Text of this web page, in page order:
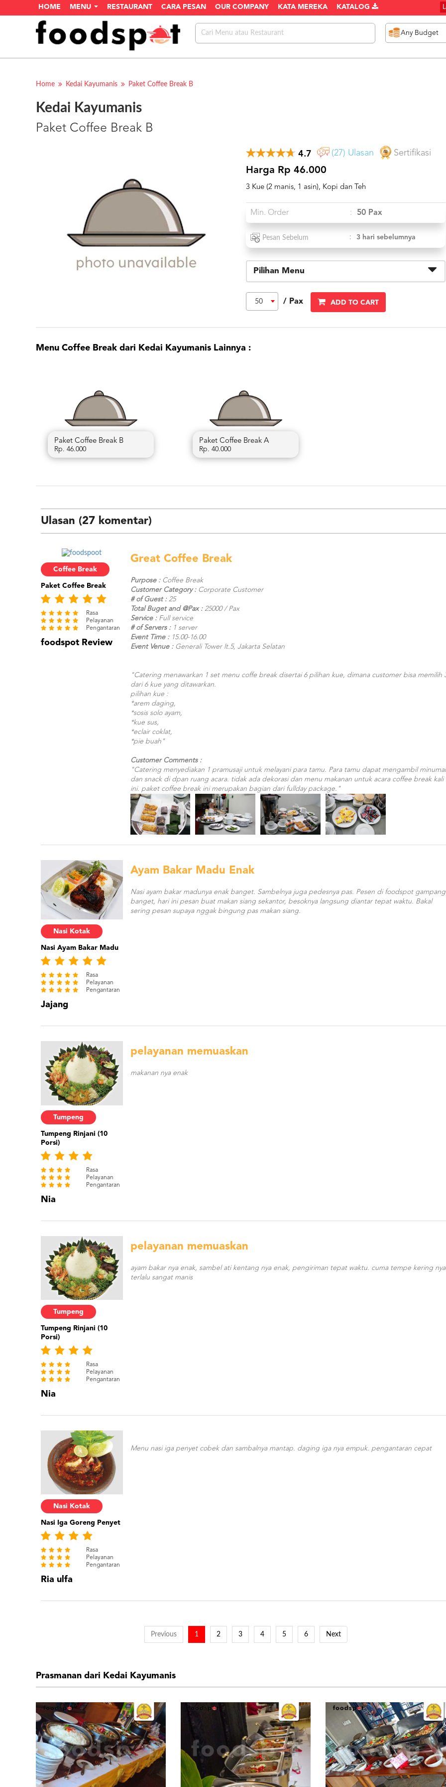
HOME MENU RESTAURANT CARA PESAN OUR COMPANY KATA MEREKA KATALOG
Home Kedai Kayumanis Paket Coffee Break B
Kedai Kayumanis
Paket Coffee Break B
4.7 (27) Ulasan Sertifikasi
Harga Rp 46.000
3 Kue (2 manis, 1 asin), Kopi dan Teh
Min. Order : 50 Pax
Pesan Sebelum : 3 hari sebelumnya
Pilihan Menu
50 / Pax ADD TO CART
Menu Coffee Break dari Kedai Kayumanis Lainnya :
Paket Coffee Break B
Rp. 46.000
Paket Coffee Break A
Rp. 40.000
Ulasan (27 komentar)
Coffee Break
Paket Coffee Break
Rasa
Pelayanan
Pengantaran
foodspot Review
Great Coffee Break
Purpose :Coffee Break
Customer Category :Corporate Customer
# of Guest :25
Total Buget and @Pax :25000 / Pax
Service :Full service
# of Servers :1 server
Event Time :15.00-16.00
Event Venue :Generali Tower lt.5, Jakarta Selatan
"Catering menawarkan 1 set menu coffe break disertai 6 pilihan kue, dimana customer bisa memilih
dari 6 kue yang ditawarkan.
pilihan kue :
*arem daging,
*sosis solo ayam,
*kue sus,
*eclair coklat,
*pie buah"
Customer Comments :
"Catering menyediakan 1 pramusaji untuk melayani para tamu. Para tamu dapat mengambil
dan snack di dpan ruang acara. tidak ada dekorasi dan menu makanan untuk acara coffee break kali
ini. paket coffee break ini merupakan bagian dari fullday package."
Nasi Kotak
Nasi Ayam Bakar Madu
Rasa
Pelayanan
Pengantaran
Jajang
Ayam Bakar Madu Enak
Nasi ayam bakar madunya enak banget. Sambelnya juga pedesnya pas. Pesen di foodspot gampang
banget, hari ini pesan buat makan siang sekantor, besoknya langsung diantar tepat waktu. Bakal
sering pesan supaya nggak bingung pas makan siang.
Tumpeng
Tumpeng Rinjani (10
Porsi)
Rasa
Pelayanan
Pengantaran
Nia
pelayanan memuaskan
makanan nya enak
Tumpeng
Tumpeng Rinjani (10
Porsi)
Rasa
Pelayanan
Pengantaran
Nia
pelayanan memuaskan
ayam bakar nya enak, sambel ati kentang nya enak, pengiriman tepat waktu. cuma tempe kering nya
terlalu sangat manis
Nasi Kotak
Nasi Iga Goreng Penyet
Rasa
Pelayanan
Pengantaran
Ria ulfa
Menu nasi iga penyet cobek dan sambalnya mantap. daging iga nya empuk. pengantaran cepat
Previous 1 2 3 4 5 6 Next
Prasmanan dari Kedai Kayumanis